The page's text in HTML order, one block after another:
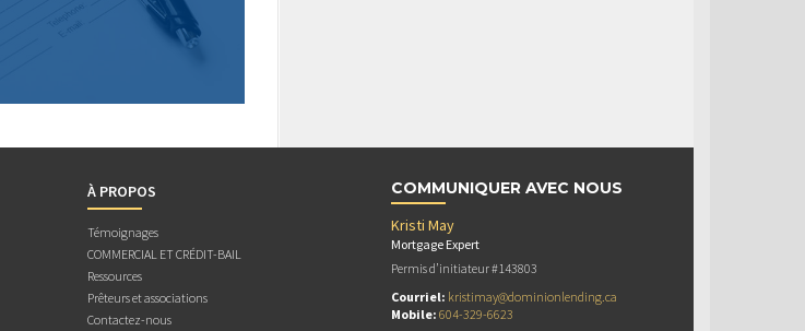
À PROPOS
Témoignages
COMMERCIAL ET CRÉDIT-BAIL
Ressources
Prêteurs et associations
Contactez-nous
COMMUNIQUER AVEC NOUS
Kristi May
Mortgage Expert
Permis d’initiateur #143803
Courriel: kristimay@dominionlending.ca
Mobile: 604-329-6623